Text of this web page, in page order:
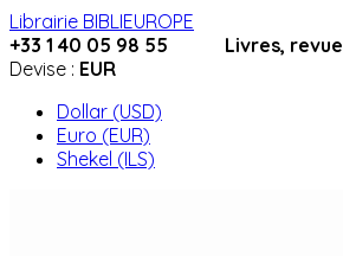
Librairie BIBLIEUROPE
+33 1 40 05 98 55 Livres, revues,
Devise : EUR
Dollar (USD)
Euro (EUR)
Shekel (ILS)